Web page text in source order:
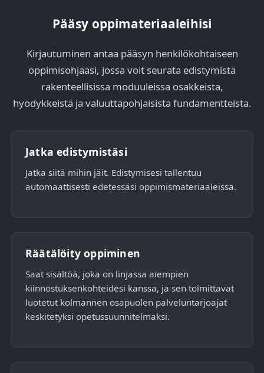
Pääsy oppimateriaaleihisi
Kirjautuminen antaa pääsyn henkilökohtaiseen
oppimisohjaasi, jossa voit seurata edistymistä
rakenteellisissa moduuleissa osakkeista,
hyödykkeistä ja valuuttapohjaisista fundamentteista.
Jatka edistymistäsi
Jatka siitä mihin jäit. Edistymisesi tallentuu
automaattisesti edetessäsi oppimismateriaaleissa.
Räätälöity oppiminen
Saat sisältöä, joka on linjassa aiempien
kiinnostuksenkohteidesi kanssa, ja sen toimittavat
luotetut kolmannen osapuolen palveluntarjoajat
keskitetyksi opetussuunnitelmaksi.